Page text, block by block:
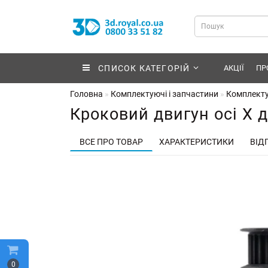
0
СПИСОК КАТЕГОРІЙ АКЦІЇ
Головна Комплектуючі і запчастини
Кроковий двигун осі Х
ВСЕ ПРО ТОВАР ХАРАКТЕРИСТИКИ